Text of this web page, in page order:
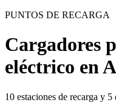
PUNTOS DE RECARGA
Cargadores
eléctrico en
10 estaciones de recarga y